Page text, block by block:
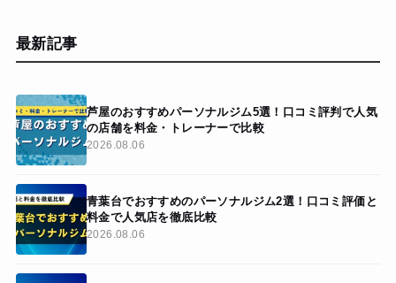
最新記事
芦屋のおすすめパーソナルジム5選！口コミ評判で人気
の店舗を料金・トレーナーで比較
2026.08.06
青葉台でおすすめのパーソナルジム2選！口コミ評価と
料金で人気店を徹底比較
2026.08.06